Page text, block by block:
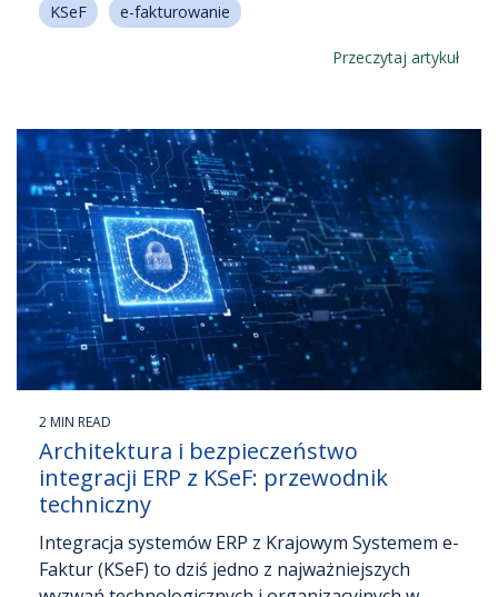
KSeF e-fakturowanie
Przeczytaj artykuł
2 MIN READ
Architektura i bezpieczeństwo
integracji ERP z KSeF: przewodnik
techniczny
Integracja systemów ERP z Krajowym Systemem e-
Faktur (KSeF) to dziś jedno z najważniejszych